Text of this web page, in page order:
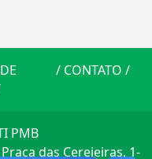
/ CONTATO /
PMB
das Cerejeiras, 1-